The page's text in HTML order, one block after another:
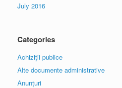
July 2016
Categories
Achiziții publice
Alte documente administrative
Anunțuri